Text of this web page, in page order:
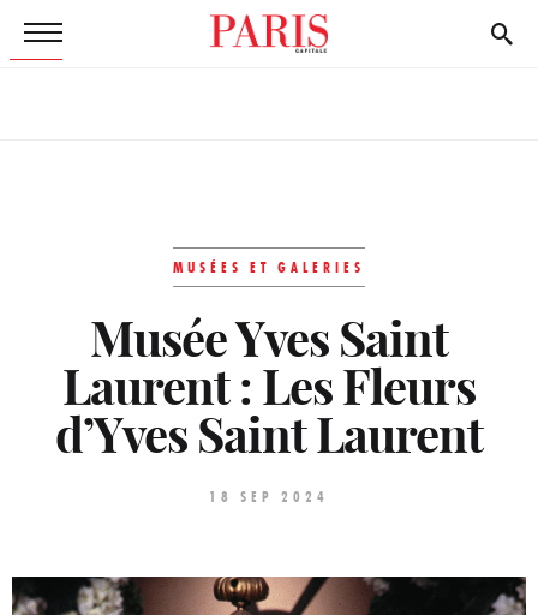
MUSÉES ET GALERIES
Musée Yves Saint
Laurent : Les Fleurs
d’Yves Saint Laurent
18 SEP 2024